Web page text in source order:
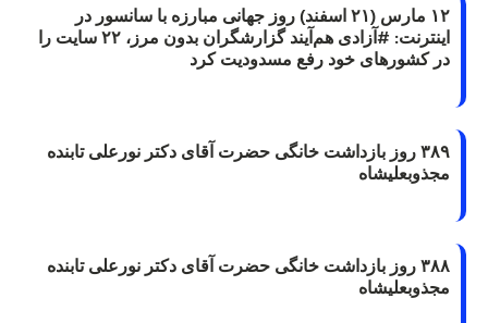
۱۲ مارس (۲۱ اسفند) روز جهانی مبارزه با سانسور در
اینترنت: #آزادی هم‌آیند گزارشگران‌ بدون مرز، ۲۲ سایت را
در کشورهای خود رفع مسدودیت کرد
۳۸۹ روز بازداشت خانگی حضرت آقای دکتر نورعلی تابنده
مجذوبعلیشاه
۳۸۸ روز بازداشت خانگی حضرت آقای دکتر نورعلی تابنده
مجذوبعلیشاه